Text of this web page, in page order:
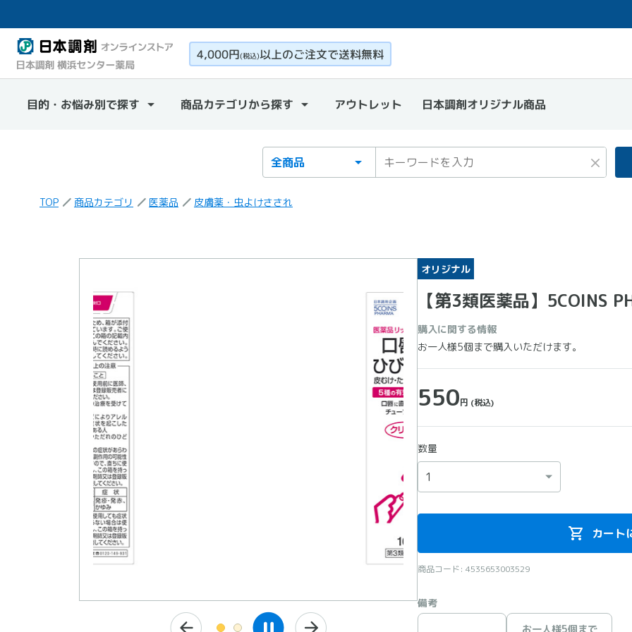
4,000円(税込)以上のご注文で送料無料
目的・お悩み別で探す 商品カテゴリから探す アウトレット 日本調剤オリジナル商品
検索カテゴリ
検索キーワード ×
TOP 商品カテゴリ 医薬品 皮膚薬・虫よけさされ
オリジナル
【第3類医薬品】5COINS
購入に関する情報
お一人様5個まで購入いただけます。
550円 (税込)
数量
カート
商品コード: 4535653003529
備考
お一人様5個まで